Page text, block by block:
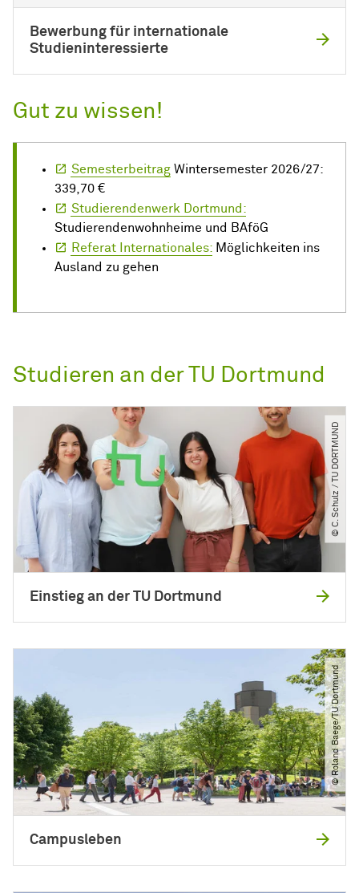
Bewerbung für internationale
Studieninteressierte
Gut zu wissen!
Semesterbeitrag Wintersemester 2026/27:
339,70 €
Studierendenwerk Dortmund:
Studierendenwohnheime und BAföG
Referat Internationales: Möglichkeiten ins
Ausland zu gehen
Studieren an der TU Dortmund
© C. Schulz ​/​ TU DORTMUND
Einstieg an der TU Dortmund
© Roland Baege​/​TU Dortmund
Campusleben